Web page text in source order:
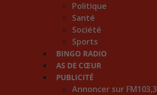
Politique
Santé
Société
Sports
BINGO RADIO
AS DE CŒUR
PUBLICITÉ
Annoncer sur FM103,3